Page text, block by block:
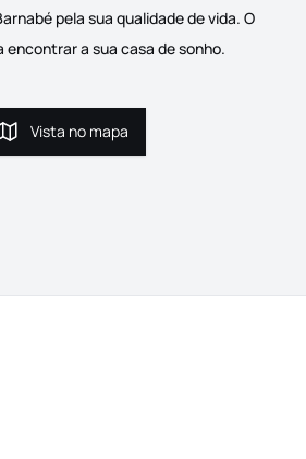
pela sua qualidade de vida. O
encontrar a sua casa de sonho.
Vista no mapa
Vista no mapa